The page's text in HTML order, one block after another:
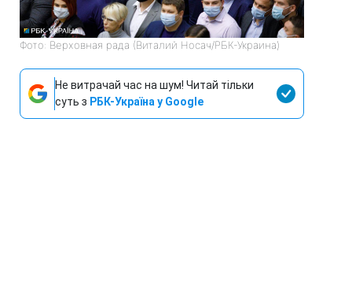
Фото: Верховная рада (Виталий Носач/РБК-Украина)
Не витрачай час на шум! Читай тільки
суть з РБК-Україна у Google